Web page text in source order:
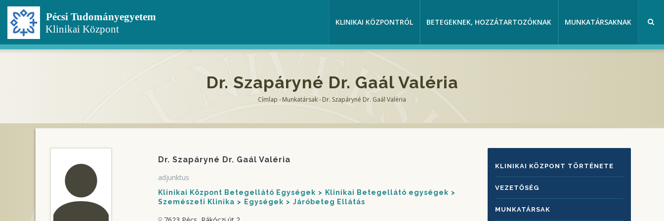
Ugrás
tartalomra
KLINIKAI KÖZPONTRÓL BETEGEKNEK, HOZZÁTARTOZÓKNAK MUNKATÁRSAKNAK
Dr. Szapáryné Dr. Gaál Valéria
Címlap -Munkatársak-Dr. Szapáryné Dr. Gaál Valéria
Dr. Szapáryné Dr. Gaál Valéria
adjunktus
Klinikai Központ Betegellátó Egységek
Klinikai Betegellátó egységek
Szemészeti Klinika
Egységek Járóbeteg Ellátás
KLINIKAI
KÖZPONTRÓL
KLINIKAI KÖZPONT TÖRTÉNETE
VEZETŐSÉG
MUNKATÁRSAK